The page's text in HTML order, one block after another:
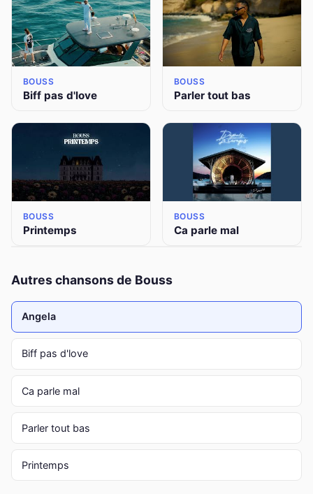
BOUSS
Biff pas d'love
BOUSS
Parler tout bas
BOUSS
Printemps
BOUSS
Ca parle mal
Autres chansons de Bouss
Angela
Biff pas d'love
Ca parle mal
Parler tout bas
Printemps